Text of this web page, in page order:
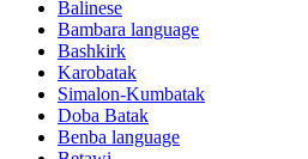
Balinese
Bambara language
Bashkirk
Karobatak
Simalon-Kumbatak
Doba Batak
Benba language